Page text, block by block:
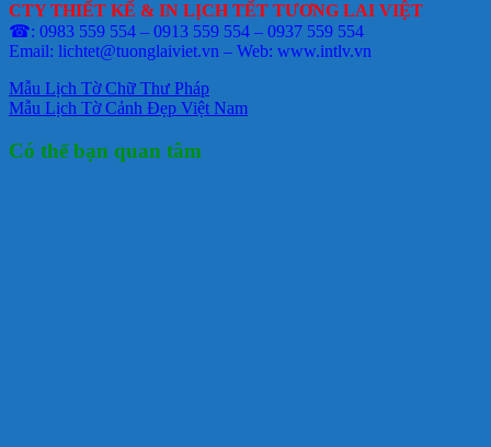
CTY THIẾT KẾ & IN LỊCH TẾT TƯƠNG LAI VIỆT
☎: 0983 559 554 – 0913 559 554 – 0937 559 554
Email: lichtet@tuonglaiviet.vn – Web: www.intlv.vn
Mẫu Lịch Tờ Chữ Thư Pháp
Mẫu Lịch Tờ Cảnh Đẹp Việt Nam
Có thể bạn quan tâm